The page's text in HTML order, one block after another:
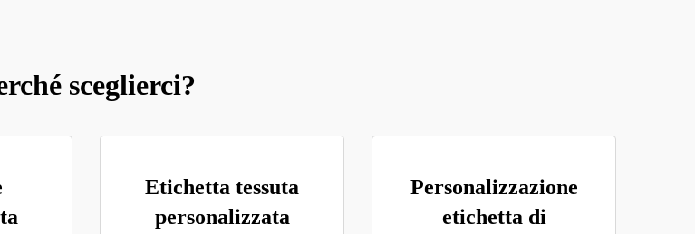
sceglierci?
Etichetta tessuta
personalizzata
Personalizzazione
etichetta di